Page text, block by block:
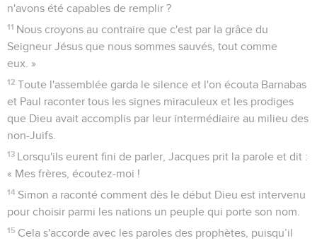
n'avons été capables de remplir ?
11 Nous croyons au contraire que c'est par la grâce du
Seigneur Jésus que nous sommes sauvés, tout comme
eux. »
12 Toute l'assemblée garda le silence et l'on écouta Barnabas
et Paul raconter tous les signes miraculeux et les prodiges
que Dieu avait accomplis par leur intermédiaire au milieu des
non-Juifs.
13 Lorsqu'ils eurent fini de parler, Jacques prit la parole et dit :
« Mes frères, écoutez-moi !
14 Simon a raconté comment dès le début Dieu est intervenu
pour choisir parmi les nations un peuple qui porte son nom.
15 Cela s'accorde avec les paroles des prophètes, puisqu’il